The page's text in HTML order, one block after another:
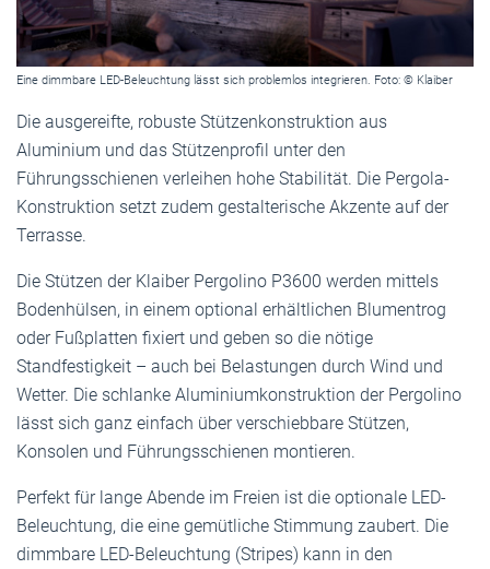
Eine dimmbare LED-Beleuchtung lässt sich problemlos integrieren. Foto: © Klaiber
Die ausgereifte, robuste Stützenkonstruktion aus
Aluminium und das Stützenprofil unter den
Führungsschienen verleihen hohe Stabilität. Die Pergola-
Konstruktion setzt zudem gestalterische Akzente auf der
Terrasse.
Die Stützen der Klaiber Pergolino P3600 werden mittels
Bodenhülsen, in einem optional erhältlichen Blumentrog
oder Fußplatten fixiert und geben so die nötige
Standfestigkeit – auch bei Belastungen durch Wind und
Wetter. Die schlanke Aluminiumkonstruktion der Pergolino
lässt sich ganz einfach über verschiebbare Stützen,
Konsolen und Führungsschienen montieren.
Perfekt für lange Abende im Freien ist die optionale LED-
Beleuchtung, die eine gemütliche Stimmung zaubert. Die
dimmbare LED-Beleuchtung (Stripes) kann in den